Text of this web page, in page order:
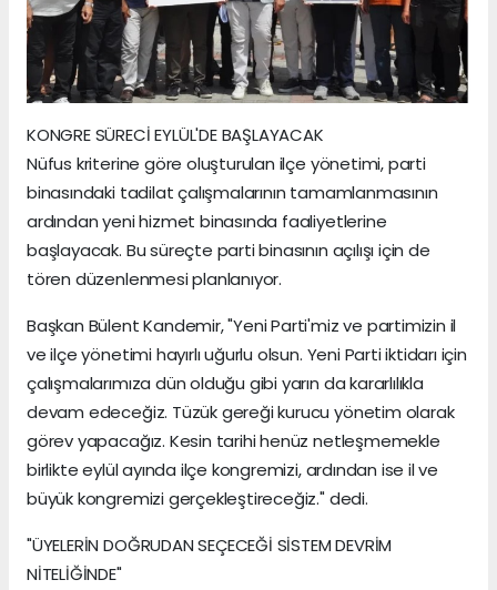
KONGRE SÜRECİ EYLÜL'DE BAŞLAYACAK
Nüfus kriterine göre oluşturulan ilçe yönetimi, parti
binasındaki tadilat çalışmalarının tamamlanmasının
ardından yeni hizmet binasında faaliyetlerine
başlayacak. Bu süreçte parti binasının açılışı için de
tören düzenlenmesi planlanıyor.
Başkan Bülent Kandemir, "Yeni Parti'miz ve partimizin il
ve ilçe yönetimi hayırlı uğurlu olsun. Yeni Parti iktidarı için
çalışmalarımıza dün olduğu gibi yarın da kararlılıkla
devam edeceğiz. Tüzük gereği kurucu yönetim olarak
görev yapacağız. Kesin tarihi henüz netleşmemekle
birlikte eylül ayında ilçe kongremizi, ardından ise il ve
büyük kongremizi gerçekleştireceğiz." dedi.
"ÜYELERİN DOĞRUDAN SEÇECEĞİ SİSTEM DEVRİM
NİTELİĞİNDE"